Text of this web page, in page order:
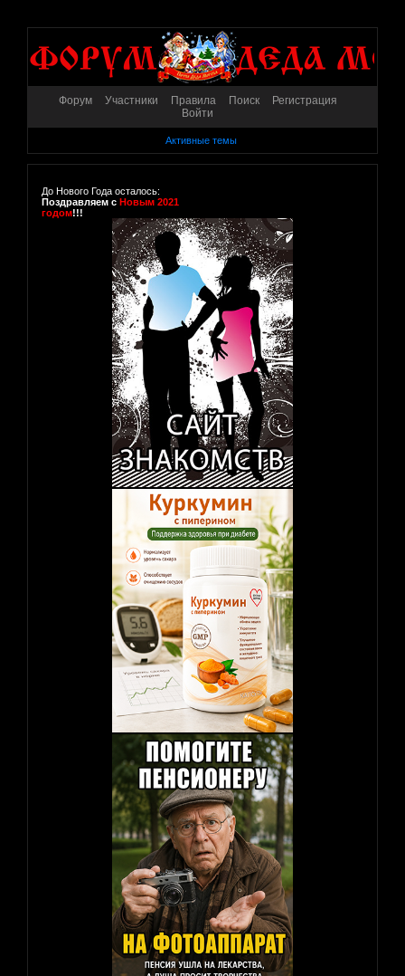
Форум Участники Правила Поиск
Регистрация
Войти
Активные темы
До Нового Года осталось:
Поздравляем с Новым 2021
годом!!!